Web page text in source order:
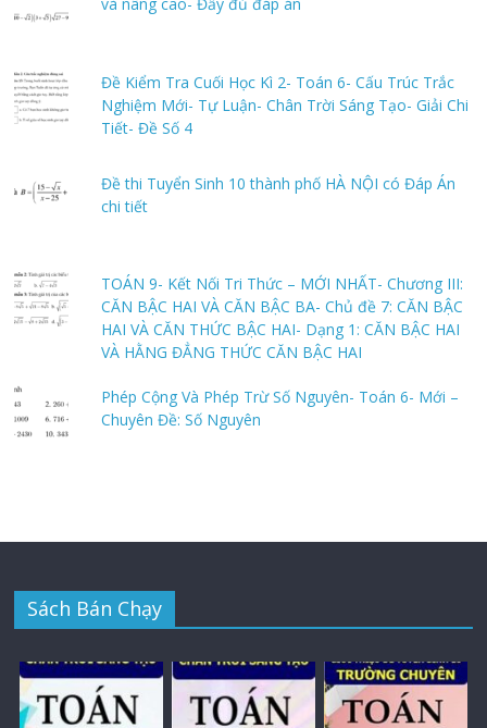
Đề Kiểm Tra Cuối Học Kì 2- Toán 6- Cấu Trúc Trắc
Nghiệm Mới- Tự Luận- Chân Trời Sáng Tạo- Giải Chi
Tiết- Đề Số 4
Đề thi Tuyển Sinh 10 thành phố HÀ NỘI có Đáp Án
chi tiết
TOÁN 9- Kết Nối Tri Thức – MỚI NHẤT- Chương III:
CĂN BẬC HAI VÀ CĂN BẬC BA- Chủ đề 7: CĂN BẬC
HAI VÀ CĂN THỨC BẬC HAI- Dạng 1: CĂN BẬC HAI
VÀ HẰNG ĐẲNG THỨC CĂN BẬC HAI
Phép Cộng Và Phép Trừ Số Nguyên- Toán 6- Mới –
Chuyên Đề: Số Nguyên
Sách Bán Chạy